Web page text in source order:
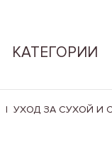
КАТЕГОРИИ
| УХОД ЗА СУХОЙ И